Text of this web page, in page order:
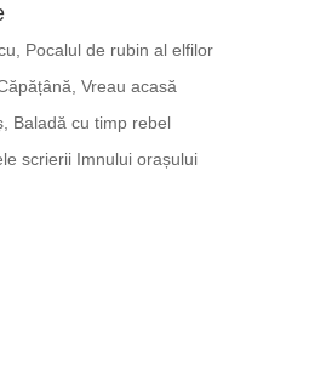
Pocalul de rubin al elfilor
Vreau acasă
Baladă cu timp rebel
scrierii Imnului orașului